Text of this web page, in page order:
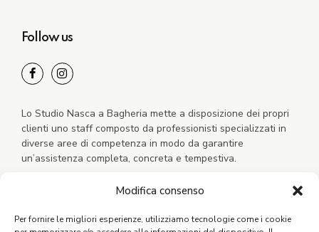
Modifica consenso
Per fornire le migliori esperienze, utilizziamo tecnologie come i cookie
Follow us
Lo Studio Nasca a Bagheria mette a disposizione dei propri
clienti uno staff composto da professionisti specializzati in
diverse aree di competenza in modo da garantire
un’assistenza completa, concreta e tempestiva.